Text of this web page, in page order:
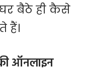
बैठे ही कैसे
हैं।
ऑनलाइन